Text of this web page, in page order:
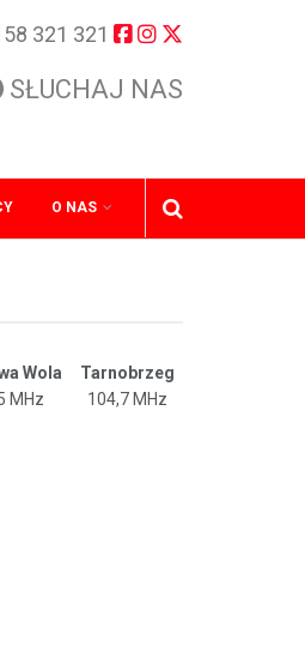
321 321
SŁUCHAJ NAS
O NAS
Wola
Tarnobrzeg
MHz 104,7 MHz